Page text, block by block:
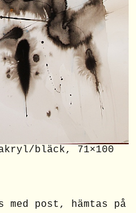
bläck, 71×100
med post, hämtas på